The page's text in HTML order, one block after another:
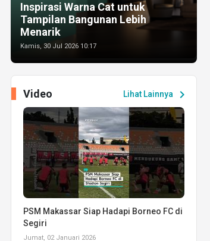
Inspirasi Warna Cat untuk
Tampilan Bangunan Lebih
Menarik
Kamis, 30 Jul 2026 10:17
Lihat Lainnya chevron_right
Video
PSM Makassar Siap Hadapi Borneo FC di
Segiri
Jumat, 02 Januari 2026